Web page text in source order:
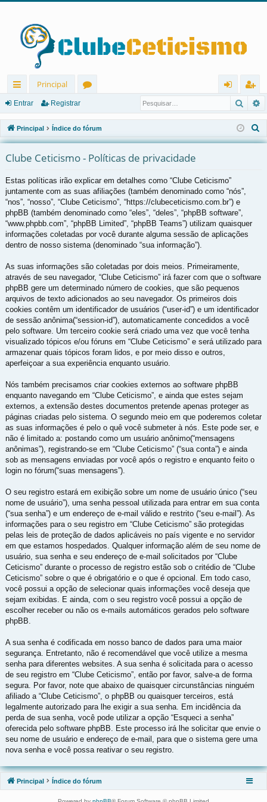
in
ks
rá
pi
d
os
Principal
u
ns
ra
r
eg
ist
ra
Entrar Registrar
Principal Índice do fórum
e
Clube Ceticismo - Políticas de privacidade
Estas políticas irão explicar em detalhes como “Clube Ceticismo”
juntamente com as suas afiliações (também denominado como “nós”,
“nos”, “nosso”, “Clube Ceticismo”, “https://clubeceticismo.com.br”) e
phpBB (também denominado como “eles”, “deles”, “phpBB software”,
“www.phpbb.com”, “phpBB Limited”, “phpBB Teams”) utilizam quaisquer
informações coletadas por você durante alguma sessão de aplicações
dentro de nosso sistema (denominado “sua informação”).
As suas informações são coletadas por dois meios. Primeiramente,
através de seu navegador, “Clube Ceticismo” irá fazer com que o software
phpBB gere um determinado número de cookies, que são pequenos
arquivos de texto adicionados ao seu navegador. Os primeiros dois
cookies contêm um identificador de usuários (“user-id”) e um identificador
de sessão anônima(“session-id”), automaticamente concedidos a você
pelo software. Um terceiro cookie será criado uma vez que você tenha
visualizado tópicos e/ou fóruns em “Clube Ceticismo” e será utilizado para
armazenar quais tópicos foram lidos, e por meio disso e outros,
aperfeiçoar a sua experiência enquanto usuário.
Nós também precisamos criar cookies externos ao software phpBB
enquanto navegando em “Clube Ceticismo”, e ainda que estes sejam
externos, a extensão destes documentos pretende apenas proteger as
páginas criadas pelo sistema. O segundo meio em que poderemos coletar
as suas informações é pelo o quê você submeter à nós. Este pode ser, e
não é limitado a: postando como um usuário anônimo(“mensagens
anônimas”), registrando-se em “Clube Ceticismo” (“sua conta”) e ainda
sob as mensagens enviadas por você após o registro e enquanto feito o
login no fórum(“suas mensagens”).
O seu registro estará em exibição sobre um nome de usuário único (“seu
nome de usuário”), uma senha pessoal utilizada para entrar em sua conta
(“sua senha”) e um endereço de e-mail válido e restrito (“seu e-mail”). As
informações para o seu registro em “Clube Ceticismo” são protegidas
pelas leis de proteção de dados aplicáveis no país vigente e no servidor
em que estamos hospedados. Qualquer informação além de seu nome de
usuário, sua senha e seu endereço de e-mail solicitados por “Clube
Ceticismo” durante o processo de registro estão sob o critédio de “Clube
Ceticismo” sobre o que é obrigatório e o que é opcional. Em todo caso,
você possui a opção de selecionar quais informações você deseja que
sejam exibidas. E ainda, com o seu registro você possui a opção de
escolher receber ou não os e-mails automáticos gerados pelo software
phpBB.
A sua senha é codificada em nosso banco de dados para uma maior
segurança. Entretanto, não é recomendável que você utilize a mesma
senha para diferentes websites. A sua senha é solicitada para o acesso
de seu registro em “Clube Ceticismo”, então por favor, salve-a de forma
segura. Por favor, note que abaixo de quaisquer circunstâncias ninguém
afiliado a “Clube Ceticismo”, o phpBB ou quaisquer terceiros, está
legalmente autorizado para lhe exigir a sua senha. Em incidência da
perda de sua senha, você pode utilizar a opção “Esqueci a senha”
oferecida pelo software phpBB. Este processo irá lhe solicitar que envie o
seu nome de usuário e endereço de e-mail, para que o sistema gere uma
nova senha e você possa reativar o seu registro.
Principal Índice do fórum